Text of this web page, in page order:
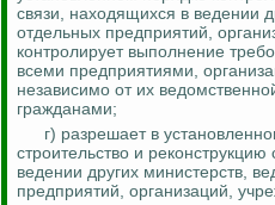
связи, находящихся в ведении
отдельных предприятий,
контролирует выполнение
всеми предприятиями,
независимо от их
гражданами;
г) разрешает в
строительство и реконструкцию
ведении других министерств,
предприятий, организаций,